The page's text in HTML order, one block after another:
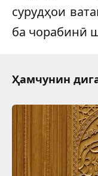
сурудҳои
ба чорабинӣ
Ҳамчунин